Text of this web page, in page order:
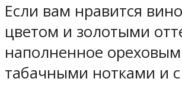
Если вам нравится
цветом и золотыми
наполненное
табачными нотками и с